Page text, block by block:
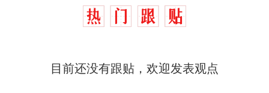
目前还没有跟贴，欢迎发表观点